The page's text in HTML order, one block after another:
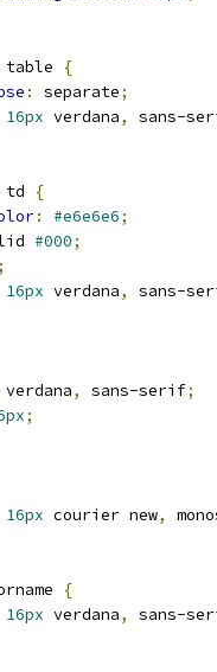
table
{
: separate;
16px verdana,
sans-
td
{
: #e6e6e6;
#000;
;
16px verdana,
sans-
verdana, sans-serif;
;
16px courier new,
{
16px verdana,
sans-